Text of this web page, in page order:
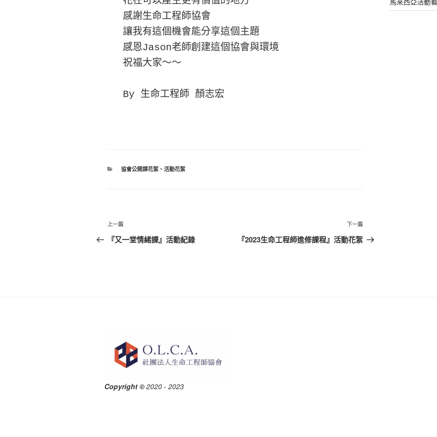
感謝生命工程師協會
讓我有這個機會能分享這個主題
感恩Jason老師創建這個協會與環境
祝福大家～～
By 生命工程師 顏志宏
分
協會公開課花絮、 活動花絮
文
章
上
一
上一篇
『又一堂情緒課』活動紀錄
下
一
下一篇
『2023生命工程師進修課程』活動花絮
Copyright ©2020 - 2023